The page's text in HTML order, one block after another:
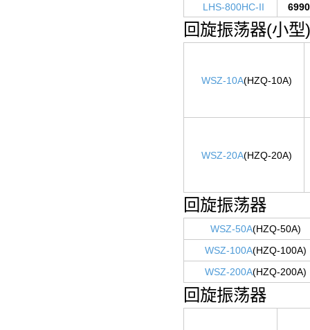
LHS-800HC-II
回旋振荡器(小型)
WSZ-10A(HZQ-10A)
WSZ-20A(HZQ-20A)
回旋振荡器
WSZ-50A(HZQ-50A)
WSZ-100A(HZQ-100A)
WSZ-200A(HZQ-200A)
回旋振荡器